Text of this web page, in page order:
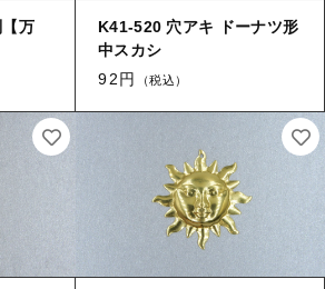
万
K41-520 穴アキ ドーナツ形
中スカシ
92円
（税込）
イプ
ナギ環
飾
ックレス用金具・エリ吊り
・Tピン
留め金具】 帯留め
金具】 紐止め・コの字
め金具】 ヘア留め
具】 ブレスレットパーツ